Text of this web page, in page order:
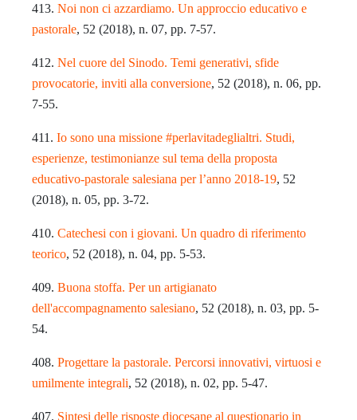
413. Noi non ci azzardiamo. Un approccio educativo e
pastorale, 52 (2018), n. 07, pp. 7-57.
412. Nel cuore del Sinodo. Temi generativi, sfide
provocatorie, inviti alla conversione, 52 (2018), n. 06, pp.
7-55.
411. Io sono una missione #perlavitadeglialtri. Studi,
esperienze, testimonianze sul tema della proposta
educativo-pastorale salesiana per l’anno 2018-19, 52
(2018), n. 05, pp. 3-72.
410. Catechesi con i giovani. Un quadro di riferimento
teorico, 52 (2018), n. 04, pp. 5-53.
409. Buona stoffa. Per un artigianato
dell'accompagnamento salesiano, 52 (2018), n. 03, pp. 5-
54.
408. Progettare la pastorale. Percorsi innovativi, virtuosi e
umilmente integrali, 52 (2018), n. 02, pp. 5-47.
407. Sintesi delle risposte diocesane al questionario in